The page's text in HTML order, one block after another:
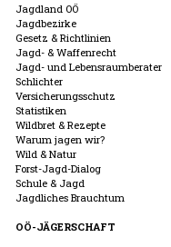
Jagdland OÖ
Jagdbezirke
Gesetz & Richtlinien
Jagd- & Waffenrecht
Jagd- und Lebensraumberater
Schlichter
Versicherungsschutz
Statistiken
Wildbret & Rezepte
Warum jagen wir?
Wild & Natur
Forst-Jagd-Dialog
Schule & Jagd
Jagdliches Brauchtum
OÖ-JÄGERSCHAFT